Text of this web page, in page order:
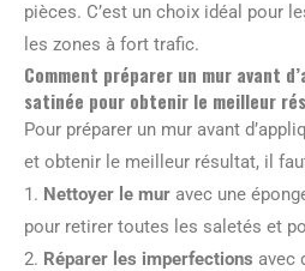
pièces. C’est un choix idéal pour
les zones à fort trafic.
Comment préparer un mur avant
satinée pour obtenir le meilleur
Pour préparer un mur avant
et obtenir le meilleur résultat, il
1. Nettoyer le mur avec une
pour retirer toutes les saletés et
2. Réparer les imperfections avec